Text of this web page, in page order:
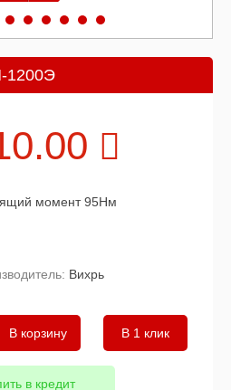
1200Э
момент 95Нм
Вихрь
В 1 клик
в кредит